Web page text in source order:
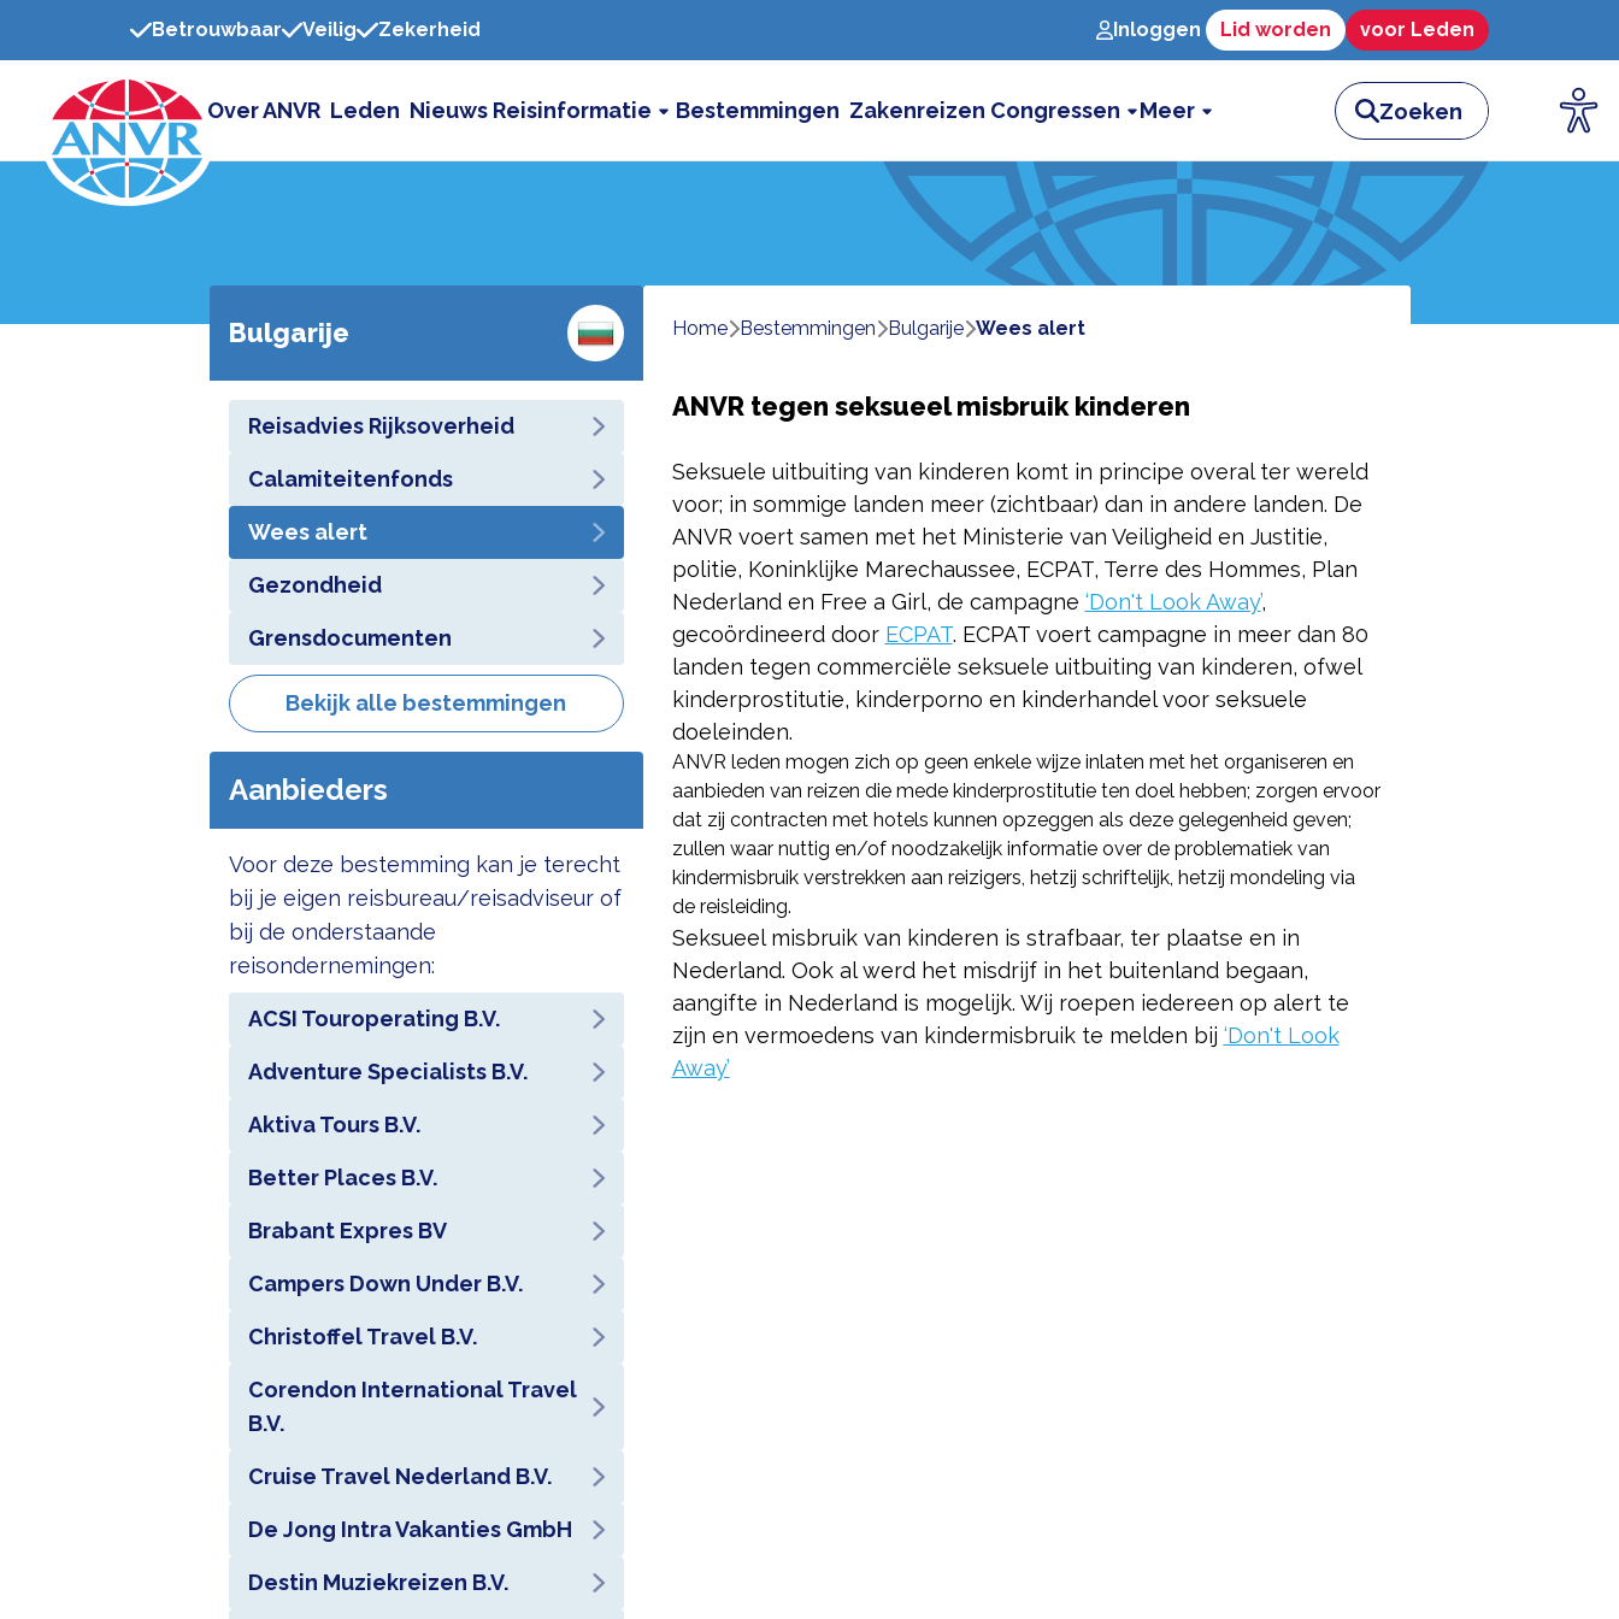
Betrouwbaar Veilig Zekerheid Inloggen Lid worden voor Leden
Over ANVR Leden Nieuws Reisinformatie Bestemmingen Zakenreizen Congressen Meer
Bulgarije
Reisadvies Rijksoverheid
Calamiteitenfonds
Wees alert
Gezondheid
Grensdocumenten
Bekijk alle bestemmingen
Aanbieders
Voor deze bestemming kan je terecht
bij je eigen reisbureau/reisadviseur of
bij de onderstaande
reisondernemingen:
ACSI Touroperating B.V.
Adventure Specialists B.V.
Aktiva Tours B.V.
Better Places B.V.
Brabant Expres BV
Campers Down Under B.V.
Christoffel Travel B.V.
Corendon International Travel
B.V.
Cruise Travel Nederland B.V.
De Jong Intra Vakanties GmbH
Destin Muziekreizen B.V.
Home bestemmingen bulgarije wees alert
ANVR tegen seksueel misbruik kinderen
Seksuele uitbuiting van kinderen komt in principe overal ter wereld
voor; in sommige landen meer (zichtbaar) dan in andere landen. De
ANVR voert samen met het Ministerie van Veiligheid en Justitie,
politie, Koninklijke Marechaussee, ECPAT, Terre des Hommes, Plan
Nederland en Free a Girl, de campagne ‘Don't Look Away’,
gecoördineerd door ECPAT. ECPAT voert campagne in meer dan 80
landen tegen commerciële seksuele uitbuiting van kinderen, ofwel
kinderprostitutie, kinderporno en kinderhandel voor seksuele
doeleinden.
ANVR leden mogen zich op geen enkele wijze inlaten met het organiseren en
aanbieden van reizen die mede kinderprostitutie ten doel hebben; zorgen ervoor
dat zij contracten met hotels kunnen opzeggen als deze gelegenheid geven;
zullen waar nuttig en/of noodzakelijk informatie over de problematiek van
kindermisbruik verstrekken aan reizigers, hetzij schriftelijk, hetzij mondeling via
de reisleiding.
Seksueel misbruik van kinderen is strafbaar, ter plaatse en in
Nederland. Ook al werd het misdrijf in het buitenland begaan,
aangifte in Nederland is mogelijk. Wij roepen iedereen op alert te
zijn en vermoedens van kindermisbruik te melden bij ‘Don't Look
Away’